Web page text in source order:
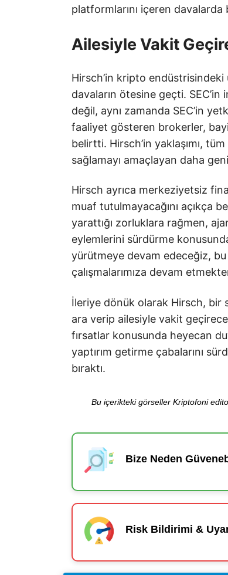
platformlarını içeren davalarda
Ailesiyle Vakit
Hirsch’in kripto
davaların ötesine geçti. SEC’in
değil, aynı zamanda SEC’in
faaliyet gösteren brokerler,
belirtti. Hirsch’in yaklaşımı,
sağlamayı amaçlayan daha
Hirsch ayrıca merkeziyetsiz
muaf tutulmayacağını açıkça
yarattığı zorluklara rağmen,
eylemlerini sürdürme
yürütmeye devam edeceğiz,
çalışmalarımıza devam
İleriye dönük olarak Hirsch, bir
ara verip ailesiyle vakit
fırsatlar konusunda heyecan
yaptırım getirme çabalarını
bıraktı.
Bu içerikteki görseller Kriptofoni
Bize Neden
Risk Bildirimi &